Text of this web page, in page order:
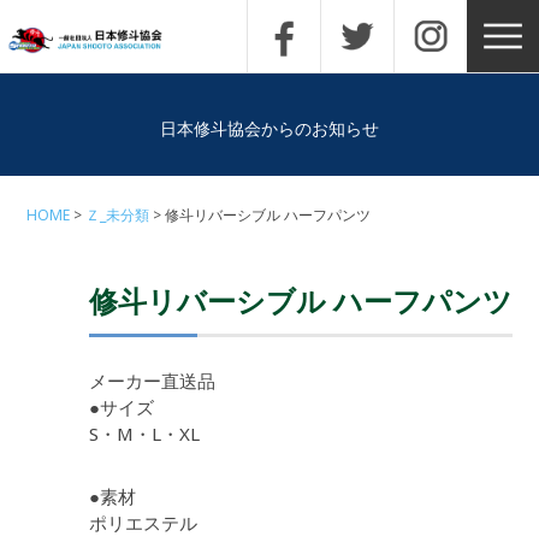
日本修斗協会からのお知らせ
HOME Ｚ_未分類 修斗リバーシブル ハーフパンツ
修斗リバーシブル ハーフパンツ
メーカー直送品
●サイズ
S・M・L・XL
●素材
ポリエステル